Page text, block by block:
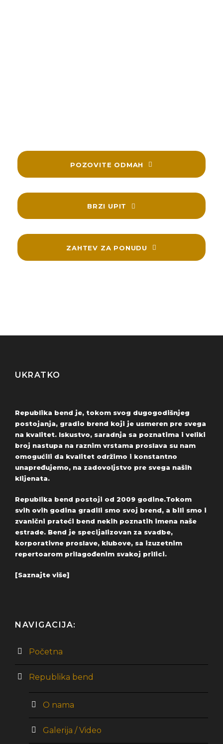
POZOVITE ODMAH
BRZI UPIT
ZAHTEV ZA PONUDU
UKRATKO
Republika bend je, tokom svog dugogodišnjeg
postojanja, gradio brend koji je usmeren pre svega
na kvalitet. Iskustvo, saradnja sa poznatima i veliki
broj nastupa na raznim vrstama proslava su nam
omogućili da kvalitet održimo i konstantno
unapređujemo, na zadovoljstvo pre svega naših
klijenata.
Republika bend postoji od 2009 godine.Tokom
svih ovih godina gradili smo svoj brend, a bili smo i
zvanični prateći bend nekih poznatih imena naše
estrade. Bend je specijalizovan za svadbe,
korporativne proslave, klubove, sa izuzetnim
repertoarom prilagođenim svakoj prilici.
[Saznajte više]
NAVIGACIJA:
Početna
Republika bend
O nama
Galerija / Video